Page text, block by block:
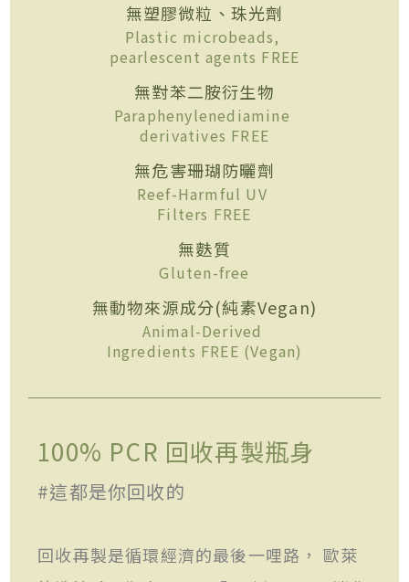
無塑膠微粒、珠光劑
Plastic microbeads,
pearlescent agents FREE
無對苯二胺衍生物
Paraphenylenediamine
derivatives FREE
無危害珊瑚防曬劑
Reef-Harmful UV
Filters FREE
無麩質
Gluten-free
無動物來源成分(純素Vegan)
Animal-Derived
Ingredients FREE (Vegan)
100% PCR 回收再製瓶身
#這都是你回收的
回收再製是循環經濟的最後一哩路， 歐萊